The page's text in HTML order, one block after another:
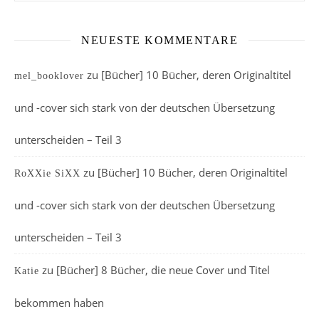
NEUESTE KOMMENTARE
mel_booklover zu [Bücher] 10 Bücher, deren Originaltitel
und -cover sich stark von der deutschen Übersetzung
unterscheiden – Teil 3
RoXXie SiXX zu [Bücher] 10 Bücher, deren Originaltitel
und -cover sich stark von der deutschen Übersetzung
unterscheiden – Teil 3
Katie zu [Bücher] 8 Bücher, die neue Cover und Titel
bekommen haben